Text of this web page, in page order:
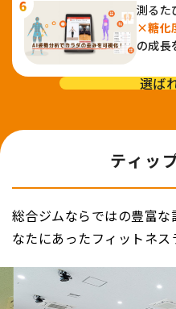
測るた
×糖化
の成長
選ば
ティッ
総合ジムならではの豊富
なたにあったフィットネス